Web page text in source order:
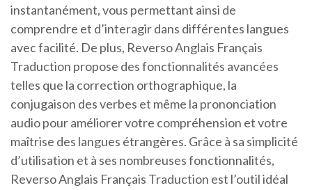
instantanément, vous permettant ainsi de
comprendre et d’interagir dans différentes langues
avec facilité. De plus, Reverso Anglais Français
Traduction propose des fonctionnalités avancées
telles que la correction orthographique, la
conjugaison des verbes et même la prononciation
audio pour améliorer votre compréhension et votre
maîtrise des langues étrangères. Grâce à sa simplicité
d’utilisation et à ses nombreuses fonctionnalités,
Reverso Anglais Français Traduction est l’outil idéal